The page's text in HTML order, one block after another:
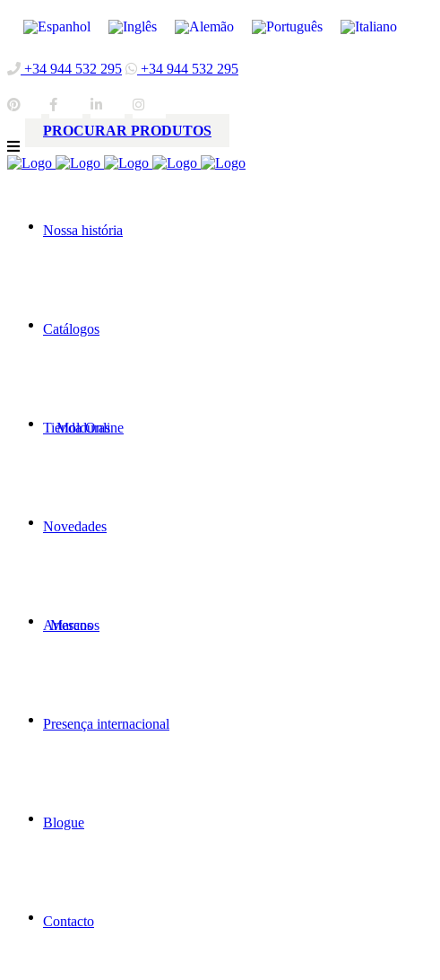
+34 944 532 295 +34 944 532 295
PROCURAR PRODUTOS
Nossa história
Catálogos
Tienda Online
Molduras
Novedades
Marcos
Artesanos
Presença internacional
Blogue
Contacto